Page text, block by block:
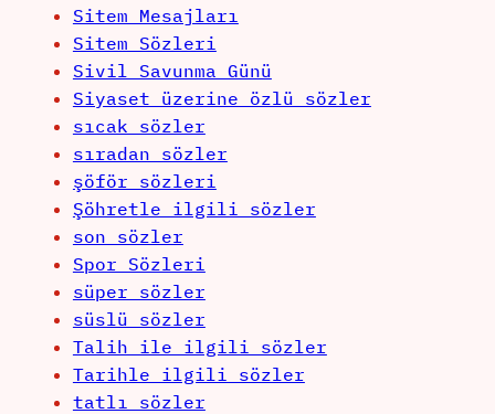
Sitem Mesajları
Sitem Sözleri
Sivil Savunma Günü
Siyaset üzerine özlü sözler
sıcak sözler
sıradan sözler
şöför sözleri
Şöhretle ilgili sözler
son sözler
Spor Sözleri
süper sözler
süslü sözler
Talih ile ilgili sözler
Tarihle ilgili sözler
tatlı sözler